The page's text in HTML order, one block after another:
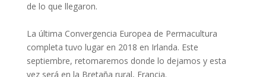
de lo que llegaron.
La última Convergencia Europea de Permacultura
completa tuvo lugar en 2018 en Irlanda. Este
septiembre, retomaremos donde lo dejamos y esta
vez será en la Bretaña rural, Francia.